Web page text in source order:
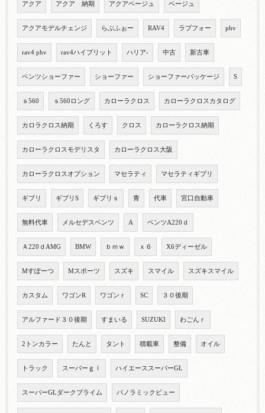
アクア アクア 納期 アクアベージュ ベージュ
アクアモデルチェンジ らぶふぉー RAV4 ラブフォー phv
rav4 phv rav4ハイブリット ハリア- 中古 新古車
ベンツショーファー ショーファー ショーファーパッケージ S
ｓ560 ｓ560ロング カローラクロス カローラクロスカタログ
カロラクロス納期 くろす クロス カローラクロス納期
カローラクロスモデリスタ カローラクロス大阪
カローラクロスオプション マセラティ マセラティギブリ
ギブリ ギブリS ギブリｓ 青 代車 宮口自動車
無料代車 メルセデスベンツ A ベンツA220ｄ
Ａ220ｄAMG BMW ｂｍｗ ｘ６ X6ディーゼル
Mすぽーつ Mスポーツ スズキ スマイル スズキスマイル
カスタム ワゴンR ワゴンｒ SC ３０後期
アルファード３０後期 すまいる SUZUKI わごんｒ
2トンカラー たんと タント 積載車 整備 オイル
トラック スーパーｇｌ ハイエーススーパーGL
スーパーGLダークプライム パノラミックビュー